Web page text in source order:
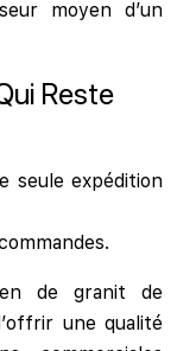
moyen d’un
Reste
seule expédition
de granit de
une qualité